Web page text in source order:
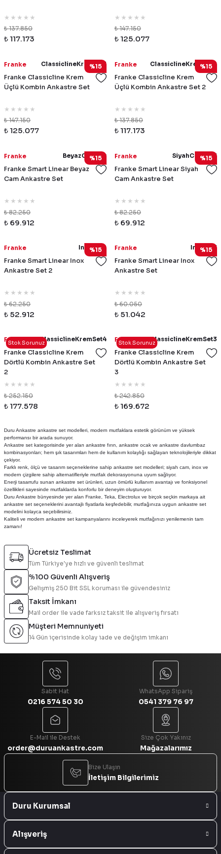
₺ 137.850
₺ 117.173
₺ 147.150
₺ 125.077
%15
Franke ClassiclineKremSet1
Franke Classicline Krem
Üçlü Kombin Ankastre Set
₺ 147.150
₺ 125.077
%15
Franke ClassiclineKremSet2
Franke Classicline Krem
Üçlü Kombin Ankastre Set 2
₺ 137.850
₺ 117.173
%15
Franke BeyazCamSet
Franke Smart Linear Beyaz
Cam Ankastre Set
₺ 82.250
₺ 69.912
%15
Franke SiyahCamSet1
Franke Smart Linear Siyah
Cam Ankastre Set
₺ 82.250
₺ 69.912
%15
Franke InoxSet2
Franke Smart Linear Inox
Ankastre Set 2
₺ 62.250
₺ 52.912
%15
Franke InoxSet1
Franke Smart Linear Inox
Ankastre Set
₺ 60.050
₺ 51.042
Stok Sorunuz
Franke ClassiclineKremSet4
Franke Classicline Krem
Dörtlü Kombin Ankastre Set
2
₺ 252.150
₺ 177.578
Stok Sorunuz
Franke ClassiclineKremSet3
Franke Classicline Krem
Dörtlü Kombin Ankastre Set
3
₺ 242.850
₺ 169.672
Duru Ankastre ankastre set modelleri, modern mutfaklara estetik görünüm ve yüksek
performansı bir arada sunuyor.
Ankastre set kategorisinde yer alan ankastre fırın, ankastre ocak ve ankastre davlumbaz
kombinasyonları; hem şık tasarımları hem de kullanım kolaylığı sağlayan teknolojileriyle dikkat
çekiyor.
Farklı renk, ölçü ve tasarım seçeneklerine sahip ankastre set modelleri; siyah cam, inox ve
modern çizgilere sahip alternatifleriyle mutfak dekorasyonuna uyum sağlıyor.
Enerji tasarrufu sunan ankastre set ürünleri, uzun ömürlü kullanım avantajı ve fonksiyonel
özellikleri sayesinde mutfaklarda konforlu bir deneyim oluşturuyor.
Duru Ankastre bünyesinde yer alan Franke, Teka, Electrolux ve birçok seçkin markaya ait
ankastre set seçeneklerini avantajlı fiyatlarla keşfedebilir, mutfağınıza uygun ankastre set
modelini kolayca seçebilirsiniz.
Kaliteli ve modern ankastre set kampanyalarını inceleyerek mutfağınızı yenilemenin tam
zamanı!
Ücretsiz Teslimat
Tüm Türkiye'ye hızlı ve güvenli teslimat
%100 Güvenli Alışveriş
Gelişmiş 250 Bit SSL koruması ile güvendesiniz
Taksit İmkanı
Mail order ile vade farksız taksit ile alışveriş fırsatı
Müşteri Memnuniyeti
14 Gün içerisinde kolay iade ve değişim imkanı
Sabit Hat
0216 574 50 30
WhatsApp Sipariş
0541 379 76 97
E-Mail ile Destek
order@duruankastre.com
Size Çok Yakınız
Mağazalarımız
Bize Ulaşın
İletişim Bilgilerimiz
Duru Kurumsal
Alışveriş